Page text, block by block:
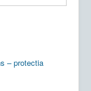
– protectia